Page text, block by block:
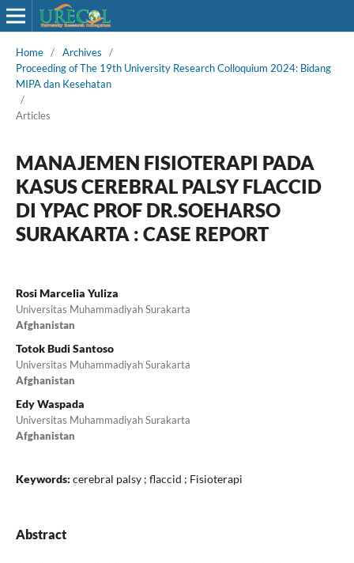
Home / Archives
/
Proceeding of The 19th University Research Colloquium 2024: Bidang
MIPA dan Kesehatan
/
Articles
MANAJEMEN FISIOTERAPI PADA
KASUS CEREBRAL PALSY FLACCID
DI YPAC PROF DR.SOEHARSO
SURAKARTA : CASE REPORT
Rosi Marcelia Yuliza
Universitas Muhammadiyah Surakarta
Afghanistan
Totok Budi Santoso
Universitas Muhammadiyah Surakarta
Afghanistan
Edy Waspada
Universitas Muhammadiyah Surakarta
Afghanistan
Keywords: cerebral palsy ; flaccid ; Fisioterapi
Abstract